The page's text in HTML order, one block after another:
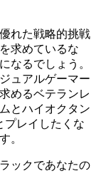
れた戦略的挑戦
求めているな
なるでしょう。
ュアルゲーマー
めるベテランレ
とハイオクタン
プレイしたくな
。
ックであなたの